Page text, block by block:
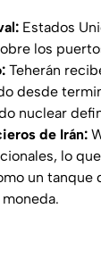
Estados
los
Teherán
desde
nuclear
de Irán:
lo
un tanque